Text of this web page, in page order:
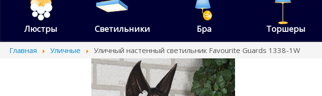
Люстры Светильники Бра Торшеры
Главная Уличные Уличный настенный светильник Favourite Guards 1338-1W